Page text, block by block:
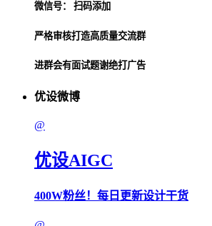
微信号： 扫码添加
严格审核打造高质量交流群
进群会有面试题谢绝打广告
优设微博
@
优设AIGC
400W粉丝！每日更新设计干货